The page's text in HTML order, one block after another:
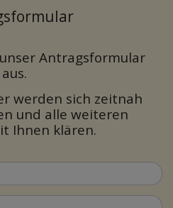
Antragsformular
aus.
werden sich zeitnah
und alle weiteren
Ihnen klären.